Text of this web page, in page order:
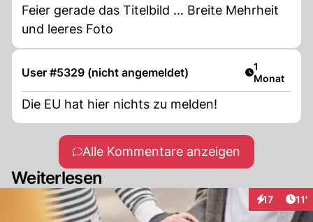
Feier gerade das Titelbild ... Breite Mehrheit
und leeres Foto
User #5329 (nicht angemeldet) Artikel
1
Monat
Die EU hat hier nichts zu melden!
Alle Kommentare anzeigen
Weiterlesen
17 11'